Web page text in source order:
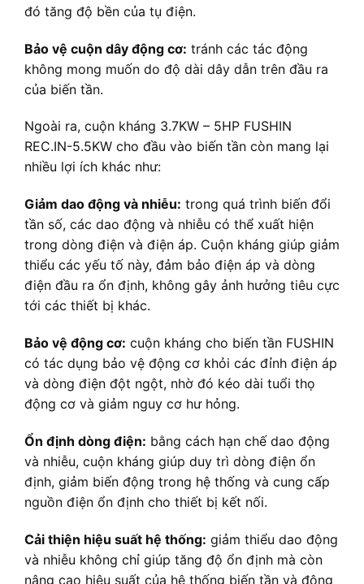
đó tăng độ bền của tụ điện.
Bảo vệ cuộn dây động cơ: tránh các tác động
không mong muốn do độ dài dây dẫn trên đầu ra
của biến tần.
Ngoài ra, cuộn kháng 3.7KW – 5HP FUSHIN
REC.IN-5.5KW cho đầu vào biến tần còn mang lại
nhiều lợi ích khác như:
Giảm dao động và nhiễu: trong quá trình biến đổi
tần số, các dao động và nhiễu có thể xuất hiện
trong dòng điện và điện áp. Cuộn kháng giúp giảm
thiểu các yếu tố này, đảm bảo điện áp và dòng
điện đầu ra ổn định, không gây ảnh hưởng tiêu cực
tới các thiết bị khác.
Bảo vệ động cơ: cuộn kháng cho biến tần FUSHIN
có tác dụng bảo vệ động cơ khỏi các đỉnh điện áp
và dòng điện đột ngột, nhờ đó kéo dài tuổi thọ
động cơ và giảm nguy cơ hư hỏng.
Ổn định dòng điện: bằng cách hạn chế dao động
và nhiễu, cuộn kháng giúp duy trì dòng điện ổn
định, giảm biến động trong hệ thống và cung cấp
nguồn điện ổn định cho thiết bị kết nối.
Cải thiện hiệu suất hệ thống: giảm thiểu dao động
và nhiễu không chỉ giúp tăng độ ổn định mà còn
nâng cao hiệu suất của hệ thống biến tần và động